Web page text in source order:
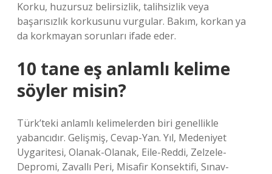
Korku, huzursuz belirsizlik, talihsizlik veya
başarısızlık korkusunu vurgular. Bakım, korkan ya
da korkmayan sorunları ifade eder.
10 tane eş anlamlı kelime
söyler misin?
Türk’teki anlamlı kelimelerden biri genellikle
yabancıdır. Gelişmiş, Cevap-Yan. Yıl, Medeniyet
Uygaritesi, Olanak-Olanak, Eile-Reddi, Zelzele-
Depromi, Zavallı Peri, Misafir Konsektifi, Sınav-